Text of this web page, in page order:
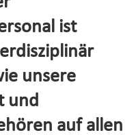
ist
unsere
und
auf allen